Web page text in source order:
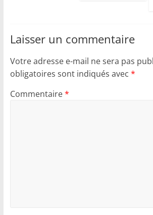
Laisser un commentaire
Votre adresse e-mail ne sera pas
obligatoires sont indiqués avec *
Commentaire*